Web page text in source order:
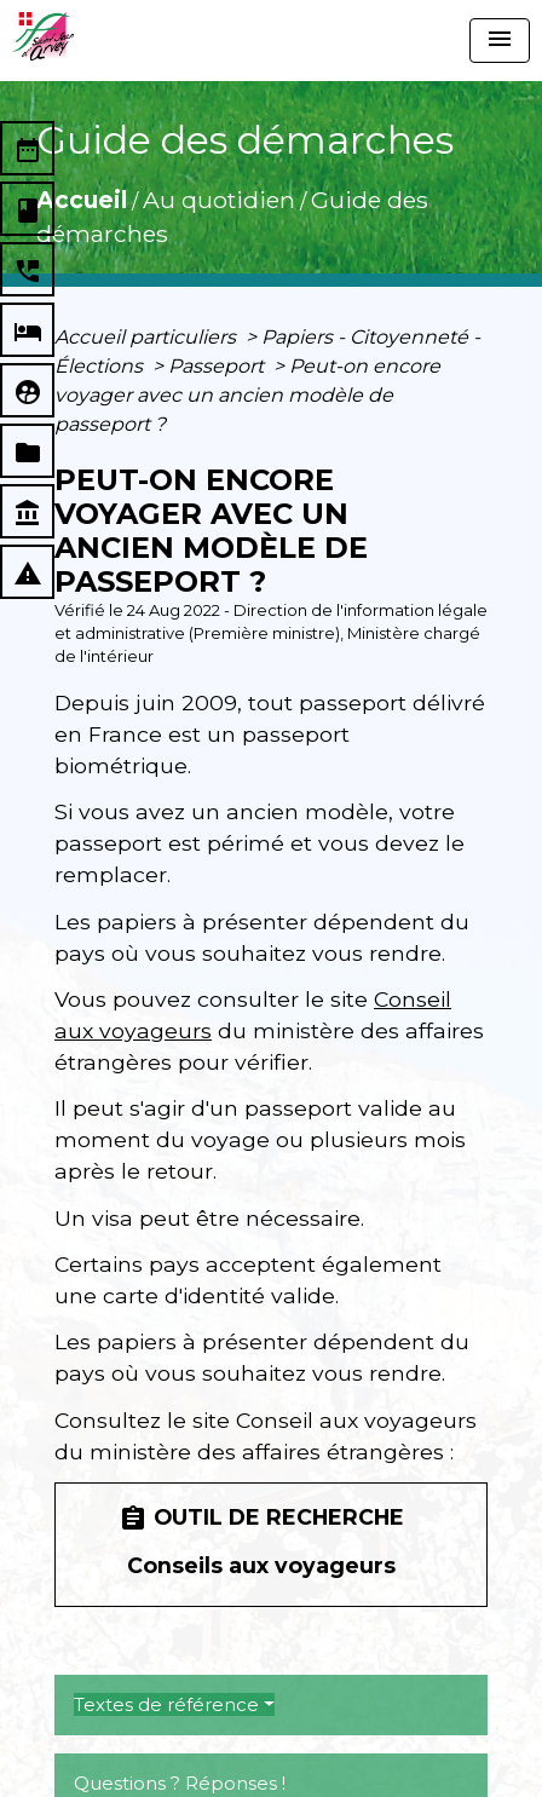
menu
Guide des démarches
Accueil/Au quotidien/Guide des
démarches
date_range
book
perm_phone_msg
local_hotel
supervised_user_circle
folder
account_balance
report_problem
Accueil particuliers > Papiers - Citoyenneté -
Élections > Passeport > Peut-on encore
voyager avec un ancien modèle de
passeport ?
PEUT-ON ENCORE
VOYAGER AVEC UN
ANCIEN MODÈLE DE
PASSEPORT ?
Vérifié le 24 Aug 2022 - Direction de l'information légale
et administrative (Première ministre), Ministère chargé
de l'intérieur
Depuis juin 2009, tout passeport délivré
en France est un passeport
biométrique.
Si vous avez un ancien modèle, votre
passeport est périmé et vous devez le
remplacer.
Les papiers à présenter dépendent du
pays où vous souhaitez vous rendre.
Vous pouvez consulter le site Conseil
aux voyageurs du ministère des affaires
étrangères pour vérifier.
Il peut s'agir d'un passeport valide au
moment du voyage ou plusieurs mois
après le retour.
Un visa peut être nécessaire.
Certains pays acceptent également
une carte d'identité valide.
Les papiers à présenter dépendent du
pays où vous souhaitez vous rendre.
Consultez le site Conseil aux voyageurs
du ministère des affaires étrangères :
assignment OUTIL DE RECHERCHE
Conseils aux voyageurs
Textes de référence
Questions ? Réponses !